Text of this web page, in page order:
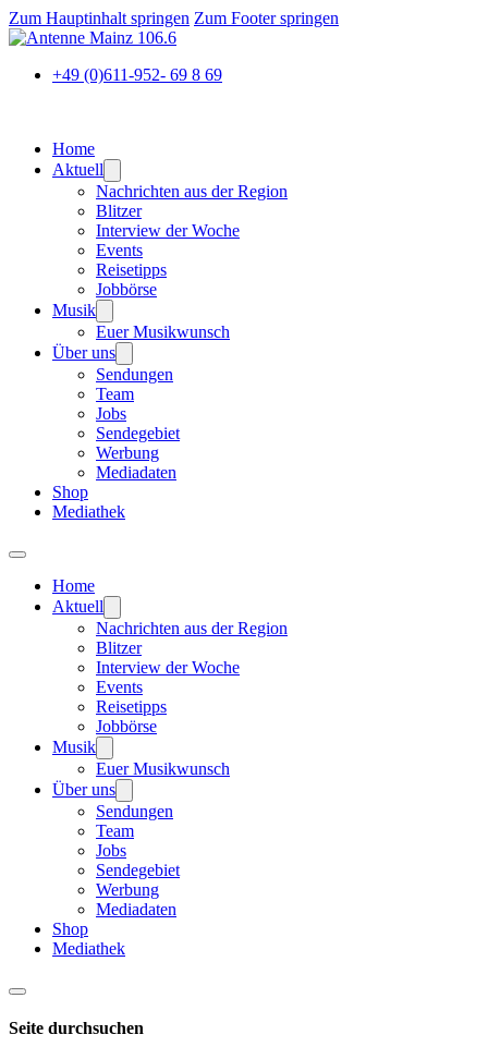
Zum Hauptinhalt springen Zum Footer springen
+49 (0)611-952- 69 8 69
Home
Aktuell
Nachrichten aus der Region
Blitzer
Interview der Woche
Events
Reisetipps
Jobbörse
Musik
Euer Musikwunsch
Über uns
Sendungen
Team
Jobs
Sendegebiet
Werbung
Mediadaten
Shop
Mediathek
Home
Aktuell
Nachrichten aus der Region
Blitzer
Interview der Woche
Events
Reisetipps
Jobbörse
Musik
Euer Musikwunsch
Über uns
Sendungen
Team
Jobs
Sendegebiet
Werbung
Mediadaten
Shop
Mediathek
Seite durchsuchen